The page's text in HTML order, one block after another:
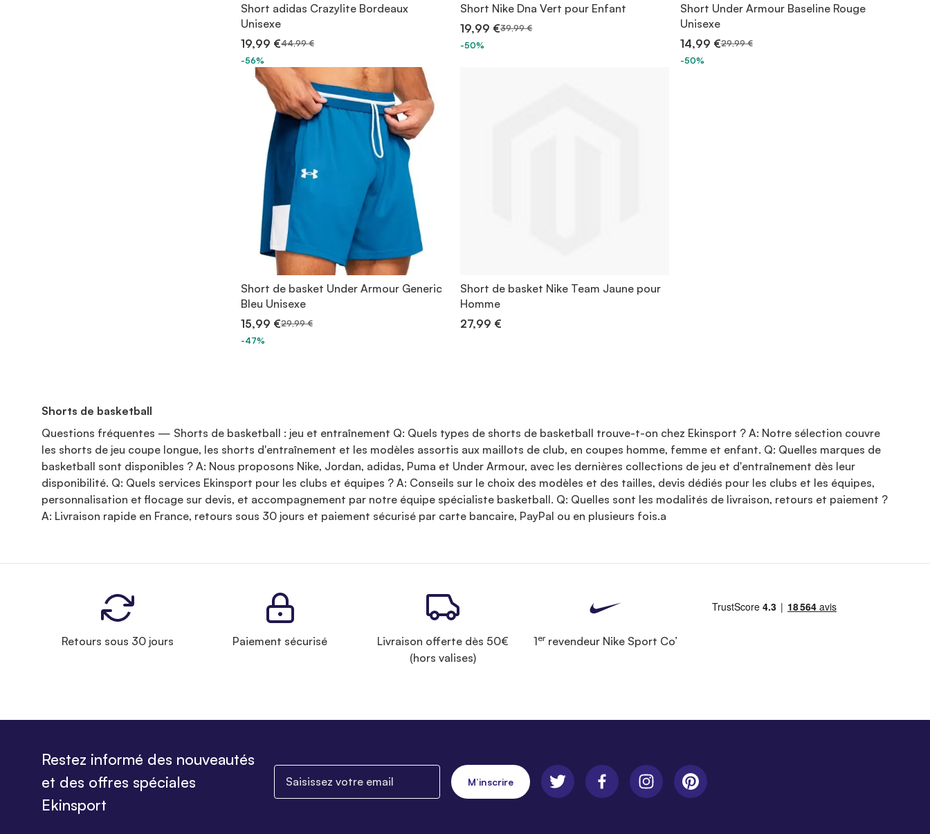
Short adidas Crazylite Bordeaux
Unisexe
19,99 €44,99 €
-56%
Short Nike Dna Vert pour Enfant
19,99 €39,99 €
-50%
Short Under Armour Baseline Rouge
Unisexe
14,99 €29,99 €
-50%
Short de basket Under Armour Generic
Bleu Unisexe
15,99 €29,99 €
-47%
Short de basket Nike Team Jaune pour
Homme
27,99 €
Shorts de basketball
Questions fréquentes — Shorts de basketball : jeu et entraînement Q: Quels types de shorts de basketball trouve-t-on chez Ekinsport ? A: Notre sélection couvre
les shorts de jeu coupe longue, les shorts d'entraînement et les modèles assortis aux maillots de club, en coupes homme, femme et enfant. Q: Quelles marques de
basketball sont disponibles ? A: Nous proposons Nike, Jordan, adidas, Puma et Under Armour, avec les dernières collections de jeu et d'entraînement dès leur
disponibilité. Q: Quels services Ekinsport pour les clubs et équipes ? A: Conseils sur le choix des modèles et des tailles, devis dédiés pour les clubs et les équipes,
personnalisation et flocage sur devis, et accompagnement par notre équipe spécialiste basketball. Q: Quelles sont les modalités de livraison, retours et paiement ?
A: Livraison rapide en France, retours sous 30 jours et paiement sécurisé par carte bancaire, PayPal ou en plusieurs fois.a
Retours sous 30 jours Paiement sécurisé
Livraison offerte dès 50€
(hors valises)
1errevendeur Nike Sport Co’
Restez informé des nouveautés
et des offres spéciales
Ekinsport
Saisissez votre email
M’inscrire